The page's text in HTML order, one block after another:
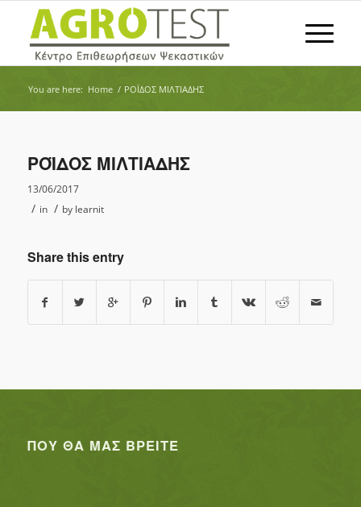
You are here: Home / ΡΟΪΔΟΣ ΜΙΛΤΙΑΔΗΣ
ΡΟΪΔΟΣ ΜΙΛΤΙΑΔΗΣ
13/06/2017
/ in / by learnit
Share this entry
ΠΟΥ ΘΑ ΜΑΣ ΒΡΕΊΤΕ